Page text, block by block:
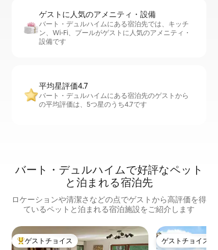
ゲストに人⁠気⁠のア⁠メ⁠ニ⁠テ⁠ィ・設⁠備
バート・デュルハイムにある宿泊先では、キッチ
ン、Wi-Fi、プールがゲストに人気のアメニティ・
設備です
平均星評価4.7
バート・デュルハイムにある宿泊先のゲストから
の平均評価は、5つ星のうち4.7です
バート・デュルハイムで好評なペット
と泊まれる宿泊先
ロケーションや清潔さなどの点でゲストから高評価を得
ているペットと泊まれる宿泊施設をご紹介します
大好評のゲストチョイスです。
ゲストチョイス ゲストチョイス
ゲストチョイス